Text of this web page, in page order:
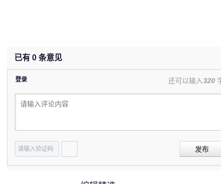
已有 0 条意见
登录 还可以输入320
发布